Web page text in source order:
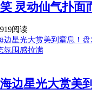
灵动仙气扑面
阅读
边星光大赏美